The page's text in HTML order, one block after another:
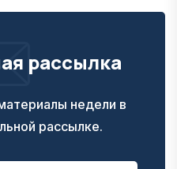
рассылка
недели в
рассылке.